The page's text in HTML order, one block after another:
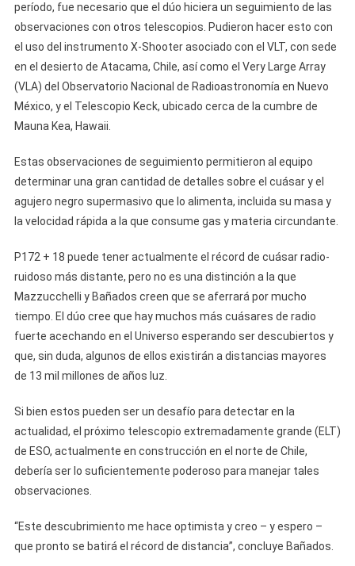
período, fue necesario que el dúo hiciera un seguimiento de las
observaciones con otros telescopios. Pudieron hacer esto con
el uso del instrumento X-Shooter asociado con el VLT, con sede
en el desierto de Atacama, Chile, así como el Very Large Array
(VLA) del Observatorio Nacional de Radioastronomía en Nuevo
México, y el Telescopio Keck, ubicado cerca de la cumbre de
Mauna Kea, Hawaii.
Estas observaciones de seguimiento permitieron al equipo
determinar una gran cantidad de detalles sobre el cuásar y el
agujero negro supermasivo que lo alimenta, incluida su masa y
la velocidad rápida a la que consume gas y materia circundante.
P172 + 18 puede tener actualmente el récord de cuásar radio-
ruidoso más distante, pero no es una distinción a la que
Mazzucchelli y Bañados creen que se aferrará por mucho
tiempo. El dúo cree que hay muchos más cuásares de radio
fuerte acechando en el Universo esperando ser descubiertos y
que, sin duda, algunos de ellos existirán a distancias mayores
de 13 mil millones de años luz.
Si bien estos pueden ser un desafío para detectar en la
actualidad, el próximo telescopio extremadamente grande (ELT)
de ESO, actualmente en construcción en el norte de Chile,
debería ser lo suficientemente poderoso para manejar tales
observaciones.
“Este descubrimiento me hace optimista y creo – y espero –
que pronto se batirá el récord de distancia”, concluye Bañados.